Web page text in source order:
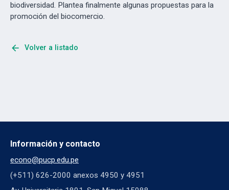
biodiversidad. Plantea finalmente algunas propuestas para la
promoción del biocomercio.
arrow_back Volver a listado
Información y contacto
econo@pucp.edu.pe
(+511) 626-2000 anexos 4950 y 4951